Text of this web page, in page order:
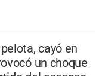
cayó en
un choque